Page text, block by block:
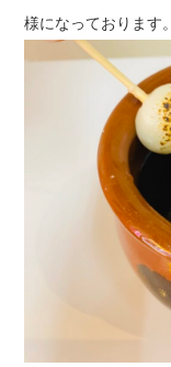
様になっております。